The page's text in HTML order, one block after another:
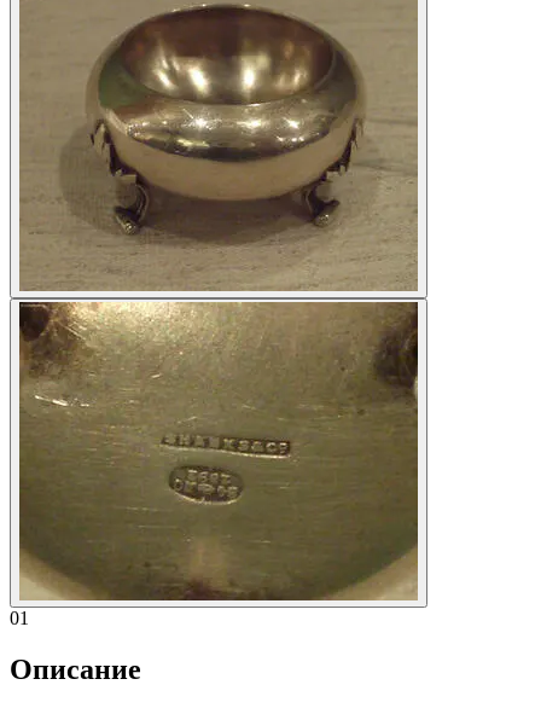
01
Описание